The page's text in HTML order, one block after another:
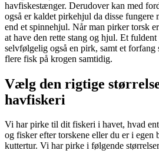
havfiskestænger. Derudover kan med
også er kaldet pirkehjul da disse fungere
end et spinnehjul. Når man pirker torsk
at have den rette stang og hjul. Et
selvfølgelig også en pirk, samt et
flere fisk på krogen samtidig.
Vælg den rigtige
havfiskeri
Vi har pirke til dit fiskeri i havet, hvad
og fisker efter torskene eller du er i egen
kuttertur. Vi har pirke i følgende